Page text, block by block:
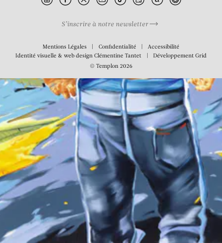
Delta
S’inscrire à notre newsletter
Mentions Légales Confidentialité
Accessibilité
Identité visuelle & web designClémentine Tantet Développement Grid
© Templon 2026